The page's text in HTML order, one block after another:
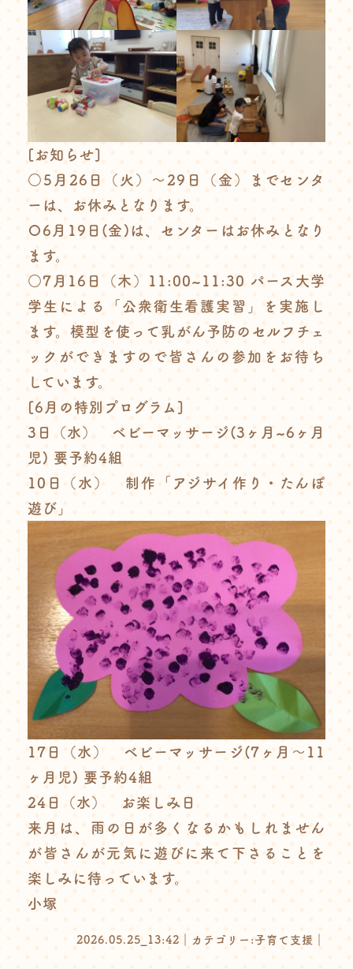
[お知らせ]
○5月26日（火）〜29日（金）までセンタ
ーは、お休みとなります。
〇6月19日(金)は、センターはお休みとなり
ます。
○7月16日（木）11:00~11:30 パース大学
学生による「公衆衛生看護実習」を実施し
ます。模型を使って乳がん予防のセルフチェ
ックができますので皆さんの参加をお待ち
しています。
[6月の特別プログラム]
3日（水） ベビーマッサージ(3ヶ月~6ヶ月
児) 要予約4組
10日（水） 制作「アジサイ作り・たんぽ
遊び」
17日（水） ベビーマッサージ(7ヶ月〜11
ヶ月児) 要予約4組
24日（水） お楽しみ日
来月は、雨の日が多くなるかもしれません
が皆さんが元気に遊びに来て下さることを
楽しみに待っています。
小塚
2026.05.25_13:42｜カテゴリー:子育て支援